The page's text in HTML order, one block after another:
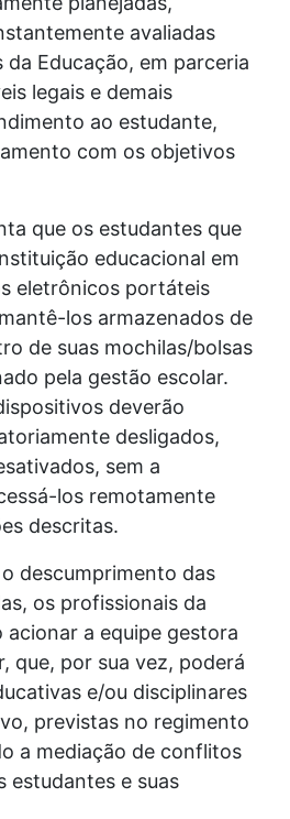
avaliadas
Educação, em parceria
legais e demais
ao estudante,
com os objetivos
que os estudantes que
educacional em
eletrônicos portáteis
los armazenados de
de suas mochilas/bolsas
pela gestão escolar.
deverão
desligados,
sem a
los remotamente
descritas.
descumprimento das
os profissionais da
acionar a equipe gestora
que, por sua vez, poderá
e/ou disciplinares
previstas no regimento
a mediação de conflitos
estudantes e suas